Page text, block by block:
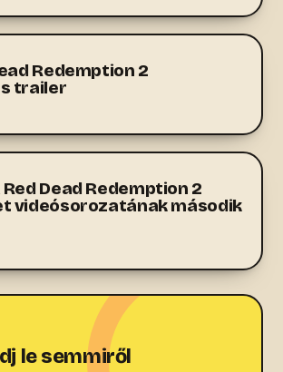
Redemption 2
trailer
Dead Redemption 2
videósorozatának második
le semmiről